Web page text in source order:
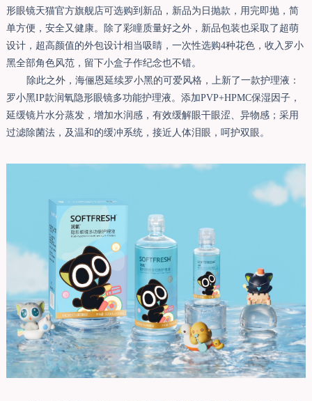
形眼镜天猫官方旗舰店可选购到新品，新品为日抛款，用完即抛，简
单方便，安全又健康。除了彩瞳质量好之外，新品包装也采取了超萌
设计，超高颜值的外包设计相当吸睛，一次性选购4种花色，收入罗小
黑全部角色风范，留下小盒子作纪念也不错。
除此之外，海俪恩延续罗小黑的可爱风格，上新了一款护理液：
罗小黑IP款润氧隐形眼镜多功能护理液。添加PVP+HPMC保湿因子，
延缓镜片水分蒸发，增加水润感，有效缓解眼干眼涩、异物感；采用
过滤除菌法，及温和的缓冲系统，接近人体泪眼，呵护双眼。